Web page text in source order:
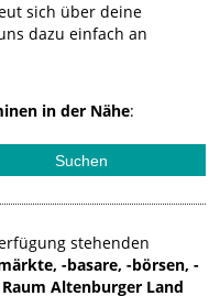
sich über deine
dazu einfach an
in der Nähe:
stehenden
-basare, -börsen, -
Altenburger Land